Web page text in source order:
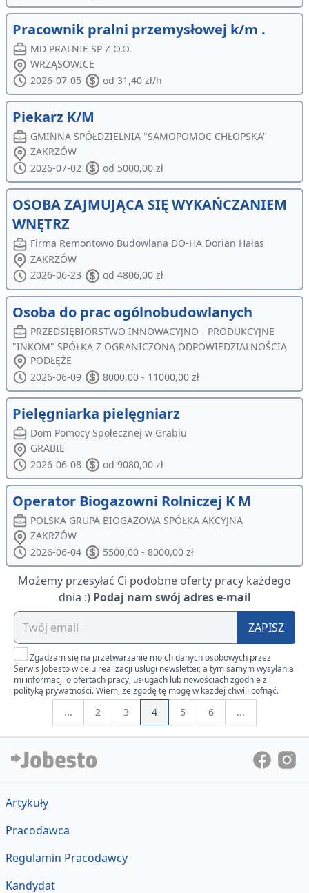
Pracownik pralni przemysłowej k/m .
MD PRALNIE SP Z O.O.
WRZĄSOWICE
2026-07-05
od 31,40 zł/h
Piekarz K/M
GMINNA SPÓŁDZIELNIA "SAMOPOMOC CHŁOPSKA"
ZAKRZÓW
2026-07-02
od 5000,00 zł
OSOBA ZAJMUJĄCA SIĘ WYKAŃCZANIEM
WNĘTRZ
Firma Remontowo Budowlana DO-HA Dorian Hałas
ZAKRZÓW
2026-06-23
od 4806,00 zł
Osoba do prac ogólnobudowlanych
PRZEDSIĘBIORSTWO INNOWACYJNO - PRODUKCYJNE
"INKOM" SPÓŁKA Z OGRANICZONĄ ODPOWIEDZIALNOŚCIĄ
PODŁĘŻE
2026-06-09
8000,00 - 11000,00 zł
Pielęgniarka pielęgniarz
Dom Pomocy Społecznej w Grabiu
GRABIE
2026-06-08
od 9080,00 zł
Operator Biogazowni Rolniczej K M
POLSKA GRUPA BIOGAZOWA SPÓŁKA AKCYJNA
ZAKRZÓW
2026-06-04
5500,00 - 8000,00 zł
Możemy przesyłać Ci podobne oferty pracy każdego
dnia :) Podaj nam swój adres e-mail
ZAPISZ
Zgadzam się na przetwarzanie moich danych osobowych przez
Serwis Jobesto w celu realizacji usługi newsletter, a tym samym wysyłania
mi informacji o ofertach pracy, usługach lub nowościach zgodnie z
polityką prywatności. Wiem, że zgodę tę mogę w każdej chwili cofnąć.
... 2 3 4 5 6 ...
Artykuły
Pracodawca
Regulamin Pracodawcy
Kandydat